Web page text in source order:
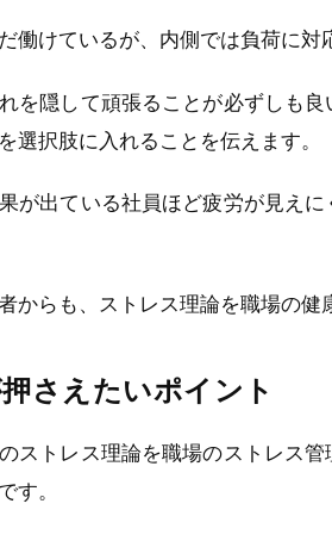
働けているが、内側では負荷に
を隠して頑張ることが必ずしも
選択肢に入れることを伝えます。
が出ている社員ほど疲労が見え
からも、ストレス理論を職場の
さえたいポイント
ストレス理論を職場のストレス
す。